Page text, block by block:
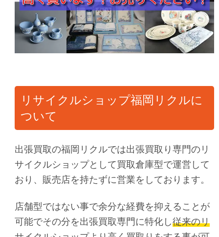
リサイクルショップ福岡リクルに
ついて
出張買取の福岡リクルでは出張買取り専門のリ
サイクルショップとして買取倉庫型で運営して
おり、販売店を持たずに営業をしております。
店舗型ではない事で余分な経費を抑えることが
可能でその分を出張買取専門に特化し従来のリ